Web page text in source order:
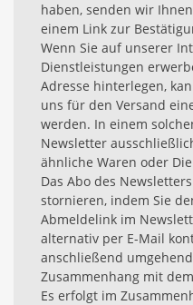
haben, senden wir
einem Link zur
Wenn Sie auf unserer
Dienstleistungen
Adresse hinterlegen,
uns für den Versand
werden. In einem
Newsletter
ähnliche Waren oder
Das Abo des
stornieren, indem Sie
Abmeldelink im
alternativ per E-Mail
anschließend
Zusammenhang mit
Es erfolgt im